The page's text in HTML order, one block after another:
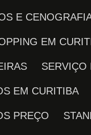
E
EM
EM CURITIBA
PREÇO